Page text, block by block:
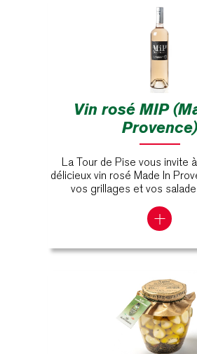
Vin rosé MIP
Provence)
La Tour de Pise vous invite
délicieux vin rosé Made In
vos grillages et vos